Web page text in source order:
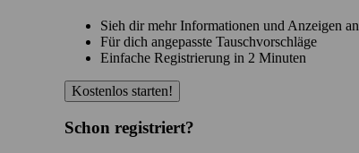
Sieh dir mehr Informationen und Anzeigen an
Für dich angepasste Tauschvorschläge
Einfache Registrierung in 2 Minuten
Kostenlos starten!
Schon registriert?